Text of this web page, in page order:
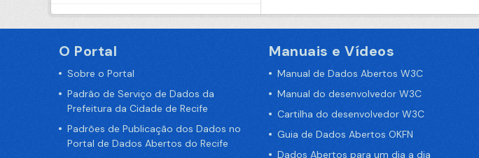
O Portal
Sobre o Portal
Padrão de Serviço de Dados da
Prefeitura da Cidade de Recife
Padrões de Publicação dos Dados no
Portal de Dados Abertos do Recife
Manuais e Vídeos
Manual de Dados Abertos W3C
Manual do desenvolvedor W3C
Cartilha do desenvolvedor W3C
Guia de Dados Abertos OKFN
Dados Abertos para um dia a dia